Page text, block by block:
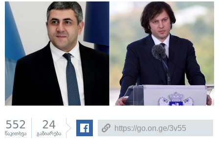
552
წაკითხვა
24
გაზიარება